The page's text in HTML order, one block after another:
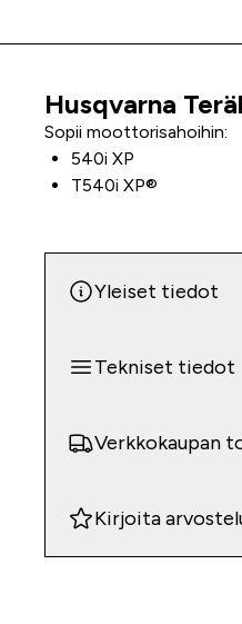
Tuoteinfo
Husqvarna
Sopii moottorisahoihin:
540i XP
T540i XP®
Yleiset tiedot
Tekniset tiedot
Verkkokaupan
Kirjoita